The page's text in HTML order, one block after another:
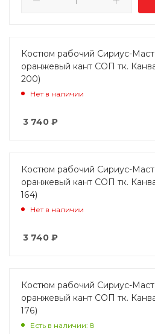
Костюм рабочий Сириус-
оранжевый кант СОП тк.
200)
Нет в наличии
3 740 ₽
Костюм рабочий Сириус-
оранжевый кант СОП тк.
164)
Нет в наличии
3 740 ₽
Костюм рабочий Сириус-
оранжевый кант СОП тк.
176)
Есть в наличии: 8